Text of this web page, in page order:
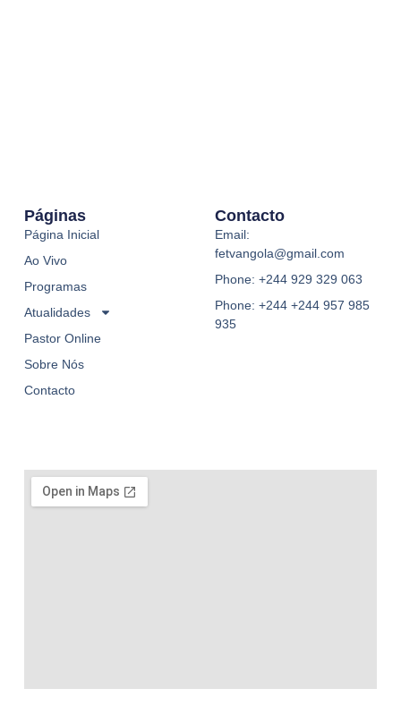
Páginas
Página Inicial
Ao Vivo
Programas
Atualidades
Pastor Online
Sobre Nós
Contacto
Contacto
Email:
fetvangola@gmail.com
Phone: +244 929 329 063
Phone: +244 +244 957 985
935